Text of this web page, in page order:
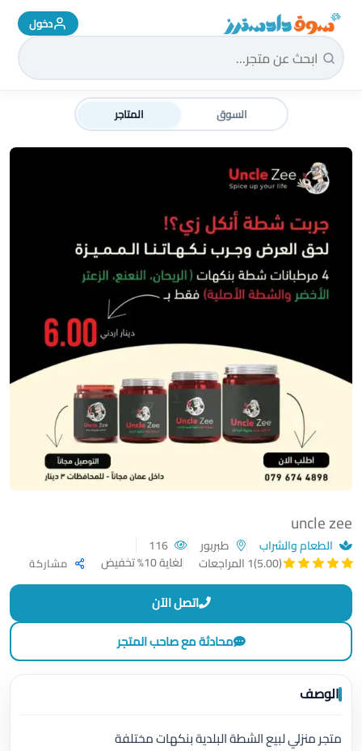
سوق دادسترز الرئيسية دخول
السوق المتاجر
uncle zee
الطعام والشراب طبربور
(5.00)
1 المراجعات لغاية 10% تخفيض مشاركة
اتصل الآن
محادثة مع صاحب المتجر
الوصف
متجر منزلي لبيع الشطة البلدية بنكهات مختلفة